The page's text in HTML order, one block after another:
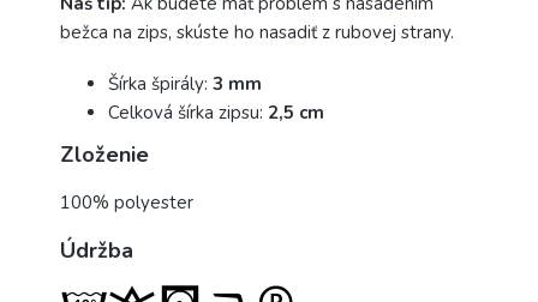
bežca na zips, skúste ho nasadiť z rubovej strany.
Šírka špirály: 3 mm
Celková šírka zipsu: 2,5 cm
Zloženie
100% polyester
Údržba